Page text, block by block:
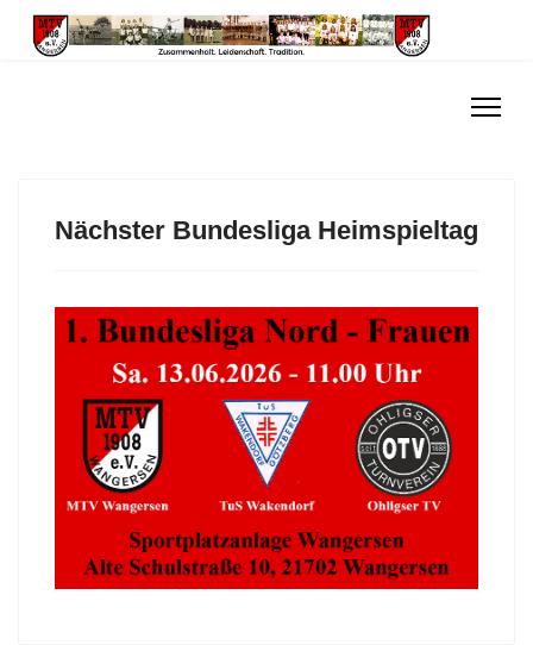
Nächster Bundesliga Heimspieltag